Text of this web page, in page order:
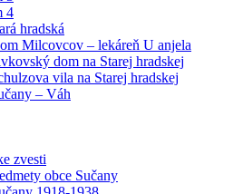
4
hradská
Milcovcov – lekáreň U anjela
dom na Starej hradskej
vila na Starej hradskej
– Váh
zvesti
obce Sučany